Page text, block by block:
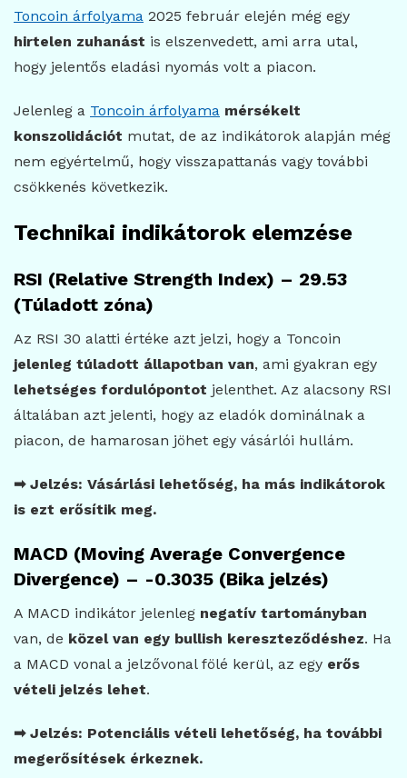
Toncoin árfolyama 2025 február elején még egy
hirtelen zuhanást is elszenvedett, ami arra utal,
hogy jelentős eladási nyomás volt a piacon.
Jelenleg a Toncoin árfolyama mérsékelt
konszolidációt mutat, de az indikátorok alapján még
nem egyértelmű, hogy visszapattanás vagy további
csökkenés következik.
Technikai indikátorok elemzése
RSI (Relative Strength Index) – 29.53
(Túladott zóna)
Az RSI 30 alatti értéke azt jelzi, hogy a Toncoin
jelenleg túladott állapotban van, ami gyakran egy
lehetséges fordulópontot jelenthet. Az alacsony RSI
általában azt jelenti, hogy az eladók dominálnak a
piacon, de hamarosan jöhet egy vásárlói hullám.
➡ Jelzés: Vásárlási lehetőség, ha más indikátorok
is ezt erősítik meg.
MACD (Moving Average Convergence
Divergence) – -0.3035 (Bika jelzés)
A MACD indikátor jelenleg negatív tartományban
van, de közel van egy bullish kereszteződéshez. Ha
a MACD vonal a jelzővonal fölé kerül, az egy erős
vételi jelzés lehet.
➡ Jelzés: Potenciális vételi lehetőség, ha további
megerősítések érkeznek.